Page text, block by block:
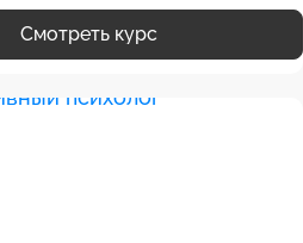
Смотреть курс